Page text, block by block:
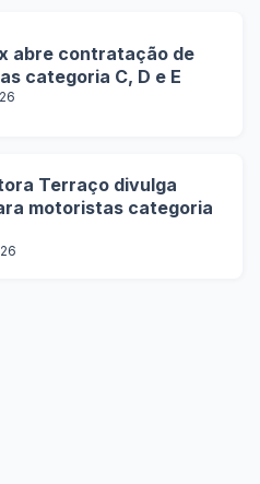
abre contratação de
categoria C, D e E
Terraço divulga
motoristas categoria